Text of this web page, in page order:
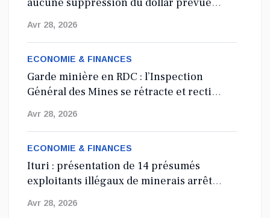
Avr 28, 2026
ECONOMIE & FINANCES
Garde minière en RDC : l’Inspection
Général des Mines se rétracte et rectifie
Avr 28, 2026
ECONOMIE & FINANCES
Ituri : présentation de 14 présumés
exploitants illégaux de minerais arrêtés
Avr 28, 2026